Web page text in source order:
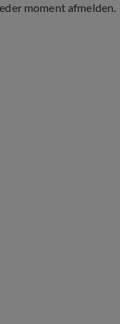
moment afmelden.